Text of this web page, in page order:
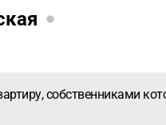
собственниками